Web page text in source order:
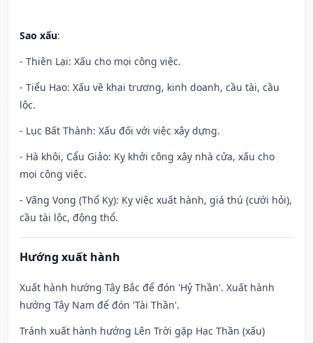
Sao xấu:
- Thiên Lại: Xấu cho mọi công việc.
- Tiểu Hao: Xấu về khai trương, kinh doanh, cầu tài, cầu
lộc.
- Lục Bất Thành: Xấu đối với việc xây dựng.
- Hà khôi, Cẩu Giảo: Kỵ khởi công xây nhà cửa, xấu cho
mọi công việc.
- Vãng Vong (Thổ Kỵ): Kỵ việc xuất hành, giá thú (cưới hỏi),
cầu tài lộc, động thổ.
Hướng xuất hành
Xuất hành hướng Tây Bắc để đón 'Hỷ Thần'. Xuất hành
hướng Tây Nam để đón 'Tài Thần'.
Tránh xuất hành hướng Lên Trời gặp Hạc Thần (xấu)